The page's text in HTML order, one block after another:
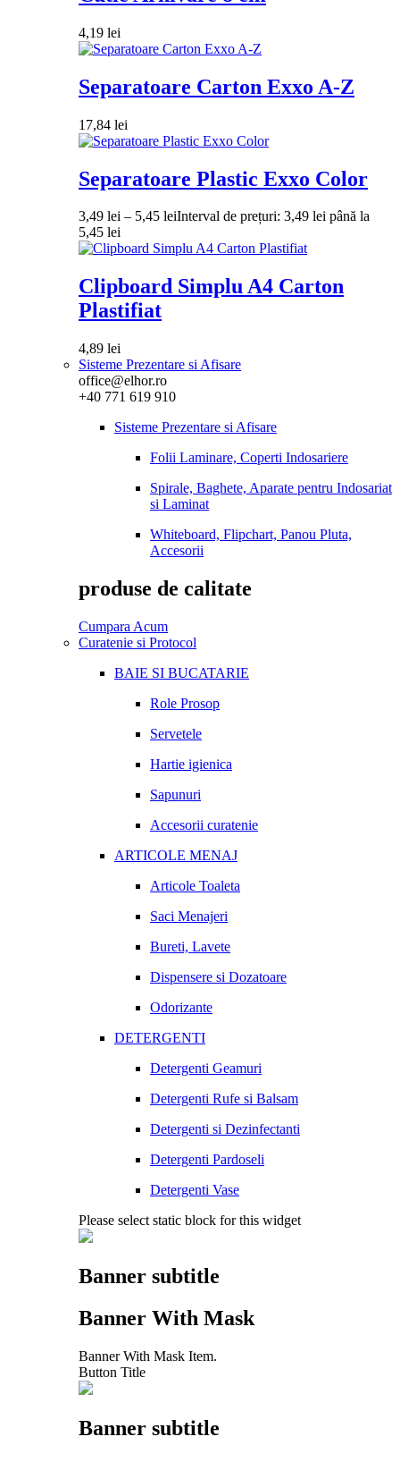
4,19 lei
Separatoare Carton Exxo A-Z
17,84 lei
Separatoare Plastic Exxo Color
3,49 lei – 5,45 leiInterval de prețuri: 3,49 lei până la
5,45 lei
Clipboard Simplu A4 Carton
Plastifiat
4,89 lei
Sisteme Prezentare si Afisare
office@elhor.ro
+40 771 619 910
Sisteme Prezentare si Afisare
Folii Laminare, Coperti Indosariere
Spirale, Baghete, Aparate pentru Indosariat
si Laminat
Whiteboard, Flipchart, Panou Pluta,
Accesorii
produse de calitate
Cumpara Acum
Curatenie si Protocol
BAIE SI BUCATARIE
Role Prosop
Servetele
Hartie igienica
Sapunuri
Accesorii curatenie
ARTICOLE MENAJ
Articole Toaleta
Saci Menajeri
Bureti, Lavete
Dispensere si Dozatoare
Odorizante
DETERGENTI
Detergenti Geamuri
Detergenti Rufe si Balsam
Detergenti si Dezinfectanti
Detergenti Pardoseli
Detergenti Vase
Please select static block for this widget
Banner subtitle
Banner With Mask
Banner With Mask Item.
Button Title
Banner subtitle